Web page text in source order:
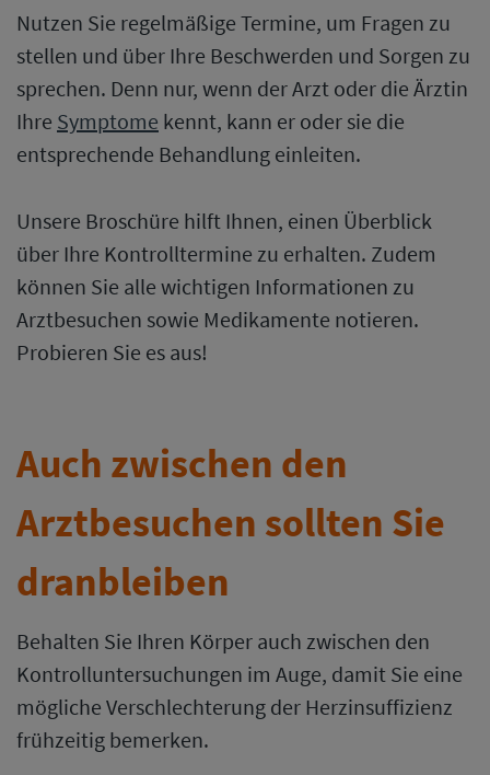
Nutzen Sie regelmäßige Termine, um Fragen zu
stellen und über Ihre Beschwerden und Sorgen zu
sprechen. Denn nur, wenn der Arzt oder die Ärztin
Ihre Symptome kennt, kann er oder sie die
entsprechende Behandlung einleiten.
Unsere Broschüre hilft Ihnen, einen Überblick
über Ihre Kontrolltermine zu erhalten. Zudem
können Sie alle wichtigen Informationen zu
Arztbesuchen sowie Medikamente notieren.
Probieren Sie es aus!
Auch zwischen den
Arztbesuchen sollten Sie
dranbleiben
Behalten Sie Ihren Körper auch zwischen den
Kontrolluntersuchungen im Auge, damit Sie eine
mögliche Verschlechterung der Herzinsuffizienz
frühzeitig bemerken.